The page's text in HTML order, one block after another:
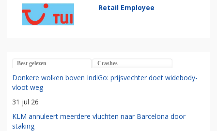
Retail Employee
Best gelezen Crashes
Donkere wolken boven IndiGo: prijsvechter doet widebody-
vloot weg
31 jul 26
KLM annuleert meerdere vluchten naar Barcelona door
staking